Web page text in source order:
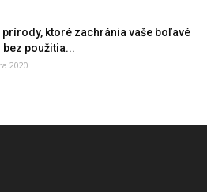
prírody, ktoré zachránia vaše boľavé
bez použitia...
2020